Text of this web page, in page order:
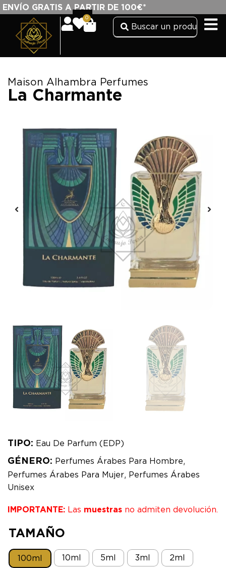
ENVÍO GRATIS A PARTIR DE 100€*
0
Maison Alhambra Perfumes
La Charmante
TIPO: Eau De Parfum (EDP)
GÉNERO: Perfumes Árabes Para Hombre,
Perfumes Árabes Para Mujer, Perfumes Árabes
Unisex
IMPORTANTE: Las muestras no admiten devolución.
TAMAÑO
100ml 10ml 5ml 3ml 2ml